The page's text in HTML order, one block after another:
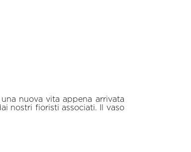
nuova vita appena arrivata
nostri fioristi associati. Il vaso